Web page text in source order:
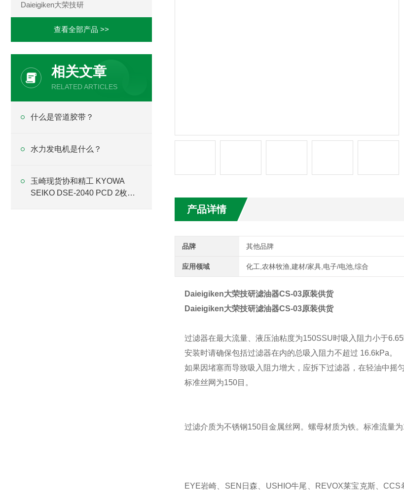
产品详情
品牌 其他品牌
应用领域 化工,农林牧渔,建材/家具,电子/电池,综合
Daieigiken大荣技研滤油器CS-03原装供货
Daieigiken大荣技研滤油器CS-03原装供货
过滤器在最大流量、液压油粘度为150SSU时吸入阻力小于
安装时请确保包括过滤器在内的总吸入阻力不超过 16.6kPa。
如果因堵塞而导致吸入阻力增大，应拆下过滤器，在轻油中摇
标准丝网为150目。
过滤介质为不锈钢150目金属丝网。螺母材质为铁。标准流量
EYE岩崎、SEN日森、USHIO牛尾、REVOX莱宝克斯、
Daieigiken大荣技研
查看全部产品 >>
相关文章
RELATED ARTICLES
什么是管道胶带？
水力发电机是什么？
玉崎现货协和精工 KYOWA
SEIKO DSE-2040 PCD 2枚刃